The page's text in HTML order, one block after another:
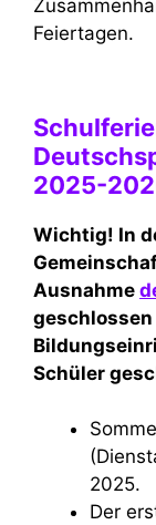
Feiertagen.
2025-
Wichtig! In
Ausnahme
geschlossen
Schüler
Sommerferien 2025: vom 1. Juli
2025.
Der erste Schultag ist der 1. September